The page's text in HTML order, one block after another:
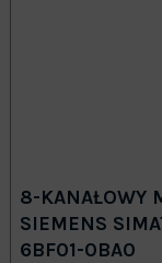
8-KANAŁOWY
SIEMENS
6BF01-0BA0